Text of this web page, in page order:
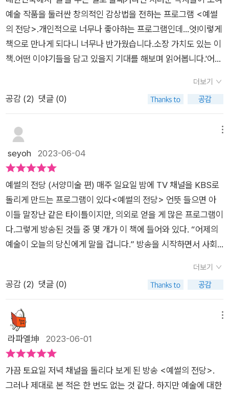
음과 심적인 변화까지 읽을 수 있으며, 클로드 모네가 남긴 『수련
이 있는 연못> 은 미셀뷔시의 『검은 수련 (미셸 뷔시 장편소설)』
에 영감을 주었다. 17세기 파테르 파울 루벤스의 『십자가에서 내
림 (Descent from Cross) 』 은 일본 애니메이션 플란다스의 개
종 썰들을 알고 다시 보면 기존의 보았던 작품들이 새로운 느낌으
로 다가오는 것도 사실이다. 또한 이 책을 보면 위대한 예술가들
도 결국 한 명의 인간이였음을 느끼게 하는 대목들이 있는데 특히
나 뭉크의 이야기를 보면 그의 작품 속 투영된 모습들이 현실의
연장선상 같아 안타까움 마저 들 지경이다. 예술이 단순히 감상의
목적으로만 표현되는 수준을 넘어 시대를 반영하고 역사 의식을
보여주며 때로는 당시의 사회적 문제를 대중에게 알리며 후대인
금 깨닫게 되는 책이기도 해서 재미있게 읽을 수 있는 유익한 콘
텐츠의 집합이라고 생각한다. - 출판사에서 도서를 제공받아 본
인의 주관적인 견해에 의하여 리뷰를 작성했습니다.
리엄 호가스, 농민의 삶을 귀하게 담아낸 밀레, 지금 이 순간의 소
중함을 담아낸 모네, 죽고 난 이후에야 자신의 가치를 제대로 인
정받은 고흐 등 서양미술사를 주름잡은 화가들이 연이어 등장해
그들의 작품과흥미로운 사연들을 들려준다. 빈분리파의 선봉에
스 무하, 죽음, 불안, 공포를 그림으로 승화시켰던 뭉크, 다양한
색으로 자신의 예술세계를표현했던 마티스, 반전과 평화의 메시
지를 작품에 담아낸 피카소까지 친숙한 대가들을 만나볼 수 있는
즐거운 시간이었다. 대부분은 이미 다른 책들을 통해 아는 얘기들
한국전쟁 그림이 '한국에서의 학살'만 있는 줄 알았더니 '전쟁과
적이 있으며 총 네 개 버전이 있다는 것도이번에 알게 되었다. 방
송을 직접 보진 않아서 뭐라 말하긴 어렵지만 방송 내용을 담은
이 책을 보니방송도 미술의 매력을 제대로 느끼기에 충분하지 않
았을까 싶다. 음악 등 연관된 내용들까지 풍부하게담아 미술 교양
서로 손색이 없는 책이었다.
도 않고 넘치지도 않으며 예썰의 전당의 폰트는 꼬리가 올라가있
어 뭔가 신나 보인다. 독자에게 해주고 싶은 말이 많은지 수다쟁
이의 모습을 보이고 있다. 그럼 그들의 수다를 한번 들어보도록
하자.​우선 이 책은 KBS의 교양 프로그램인 방송 작품인 만큼 패
널들이 여러 명 등장해서 수다를 떨던 이야기를 책으로 엮었다는
걸 잊지 말아야 한다. 다양한 이야기 거리들이 글로 표현되면서
원래 알던 이야기+다양한 시선으로 보는 작품과 작가에 대한 수
지루할 틈이 없다.​첫 번째 페이지에서 까만 액자가 보인다. 모나
리자가 사라졌다! 그걸 24시간이 지나도록 아무도 몰랐다고 했
다. 그리고 다음 장은 모나리자가 등장한다. 그러면서 작품을 찾
았고 박물관에서 홀로 한 벽면을 차지할 만큼 엄청난 인기를 얻게
된 사연을 알려준다. 연출이 정말 재미있다. 당시의 시대 배경, 작
가의 심경 변화 등을 알려주며 작품이 그려진 각종 사연들이 흥미
롭게 펼쳐진다. 작가나 예술가의 생애와 작품을 이해할 수 있도록
생애와 작품에 대한 배경 정보가 충분히 수록되어 있기 때문에,
작품을 더욱 깊이 있게 이해할 수 있다.​또한 작가들의 챕터가 끝
에타들도 볼 수 있어서 눈이 즐거웠다. 이 책은 전반적으로 작가
의 대표작 뿐 아니라 작가 미상의 다양한 작품을 비교하고 분석하
는 이야기들을 함께 보여주며, 각각의 다른 작품들의 공통점과 차
이점을 비교할 수 있도록 도와준다. ​예썰의 전당은 편집의 묘미를
보여주는 책이었다. 흥미를 돋우는 시작과 중간중간 이야기의 화
있게 만들어준다. 풀 컬러인 본문은 시각적으로 아름다운 작품들
을 볼 수 있다. 수록된 작품들은 고화질의 사진으로 제공되기 때
예술 작품을 둘러싼 창의적인 감상법을 전하는 프로그램 <예썰
의 전당>.개인적으로 너무나 좋아하는 프로그램인데...엇!이렇게
책으로 만나게 되다니 너무나 반가웠습니다.소장 가치도 있는 이
책.어떤 이야기들을 담고 있을지 기대를 해보며 읽어봅니다.​'어제
편』<예썰의 전당>에서 소개된 여러 예술 작품 중 시청자들로부
터 가장 큰 호응을 얻었던 '서양미술'을 주제로 엮은 이 책.르네상
소까지!시대를 대표하는 화가 17인과 그들의 작품을 소개하고 있
닐까 싶은데 명작으로부터 다양한 분야의 전문가들이 여러 관점
을, 나아가 역사와 문화 그리고 우리의 삶을 되짚어볼 수 있다는
점이었습니다.프로그램을 애청해서일까!마치 방송을 보는 듯 생
동감 있게 느껴져서 더 흥미롭게 읽었던 이 책.방송으로만 봤다면
휘발될 수 있었던 이야기들을 책을 읽음으로써 다시 내 것으로 만
들어낼 수 있어서 좋았습니다.그리고 마지막에 화가가 건넨 말은
다정한 안부처럼 큰 위로를 건네곤 하였습니다.​세상을 향한 무한
도전을 한 다빈치충만한 자기애로 셀프 브랜딩의 시초가 된 뒤러
리를 끌어내는 벨라스케스롤러코스터 같은 인생을 자화상으로
그려 낸 렘브란트처음으로 그림 구독 서비스를 시작한 호가스백
내장에 걸렸을 때조차 보이는 그대로를 그린 모네설레게 하는 법
을 알았던 광고 그림의 대가 무하절규로 시작해 태양으로 마무리
한 뭉크평화를 사랑해 한국전쟁의 아픔을 그렸던 피카소...어느
인생도 순탄치 않았었고 그렇기에 이들이 지금까지도 찬란히 빛
더보기
공감 (2) 댓글 (0)
seyoh 2023-06-04
예썰의 전당 (서양미술 편) 매주 일요일 밤에 TV 채널을 KBS로
돌리게 만드는 프로그램이 있다<예썰의 전당> 언뜻 들으면 아
이들 말장난 같은 타이틀이지만, 의외로 얻을 게 많은 프로그램이
다.그렇게 방송된 것들 중 몇 개가 이 책에 들어와 있다. “어제의
예술이 오늘의 당신에게 말을 겁니다.” 방송을 시작하면서 사회
의 나에게 말을 건다.’ 의미심장한 말이다.그게 예술의 진수이기
도 하고, 또한 예술의 생명력을 강조하는 말이기도 하다. 어제 만
생생하게 말을 걸어오고 있는 것이다. 문제는 어제의 예술이 오늘
나에게 말을 걸고 있건만 내가 그 말을 듣고 있는가, 하는 점이
다, 이 책은 바로 그 점에서 의미가 있다.방송에 등장하는 패널들
어먹여주고 있는 것이다. 체하지 않도록, 또한 맛이 있게 그 음성
더보기
공감 (2) 댓글 (0)
라파엘坤 2023-06-01
가끔 토요일 저녁 채널을 돌리다 보게 된 방송 <예썰의 전당>.
그러나 제대로 본 적은 한 번도 없는 것 같다. 하지만 예술에 대한